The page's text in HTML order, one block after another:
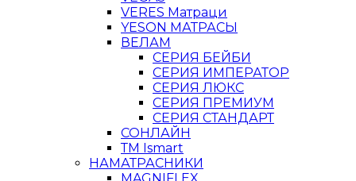
VERES Матраци
YESON МАТРАСЫ
ВЕЛАМ
СЕРИЯ БЕЙБИ
СЕРИЯ ИМПЕРАТОР
СЕРИЯ ЛЮКС
СЕРИЯ ПРЕМИУМ
СЕРИЯ СТАНДАРТ
СОНЛАЙН
ТМ Ismart
НАМАТРАСНИКИ